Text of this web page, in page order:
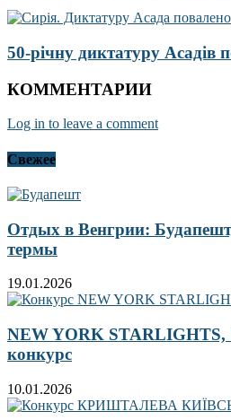
50-річну диктатуру Асадів
КОММЕНТАРИИ
Log in to leave a comment
Свежее
Отдых в Венгрии:
термы
19.01.2026
NEW YORK STARLIGHTS,
конкурс
10.01.2026